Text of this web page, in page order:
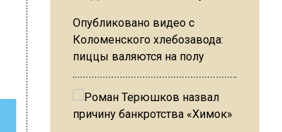
Опубликовано видео с
Коломенского хлебозавода:
пиццы валяются на полу